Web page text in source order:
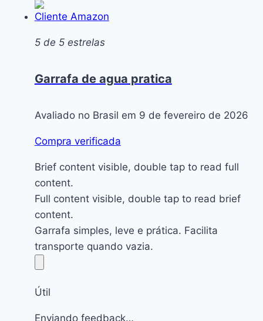
Cliente Amazon
5 de 5 estrelas
Garrafa de agua pratica
Avaliado no Brasil em 9 de fevereiro de 2026
Compra verificada
Brief content visible, double tap to read full
content.
Full content visible, double tap to read brief
content.
Garrafa simples, leve e prática. Facilita
transporte quando vazia.
Útil
Enviando feedback…